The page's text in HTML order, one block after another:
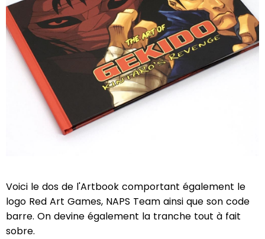
Voici le dos de l'Artbook comportant également le
logo Red Art Games, NAPS Team ainsi que son code
barre. On devine également la tranche tout à fait
sobre.